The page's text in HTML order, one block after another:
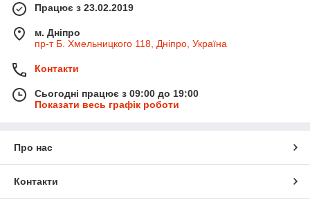
Працює з 23.02.2019
м. Дніпро
пр-т Б. Хмельницкого 118, Дніпро, Україна
Контакти
Сьогодні працює з 09:00 до 19:00
Показати весь графік роботи
Про нас
Контакти